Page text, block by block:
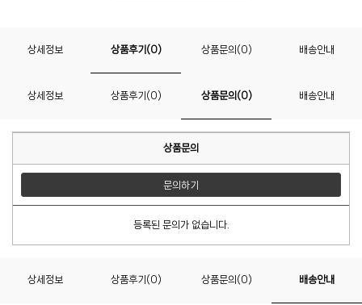
상세정보 상품후기(0) 상품문의(0) 배송안내
상세정보 상품후기(0) 상품문의(0) 배송안내
상품문의
문의하기
등록된 문의가 없습니다.
상세정보 상품후기(0) 상품문의(0) 배송안내